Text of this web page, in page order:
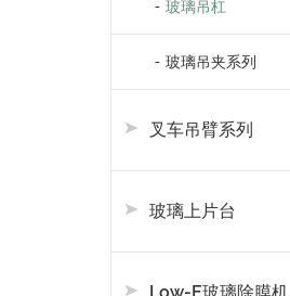
玻璃吊杠
玻璃吊夹系列
叉车吊臂系列
玻璃上片台